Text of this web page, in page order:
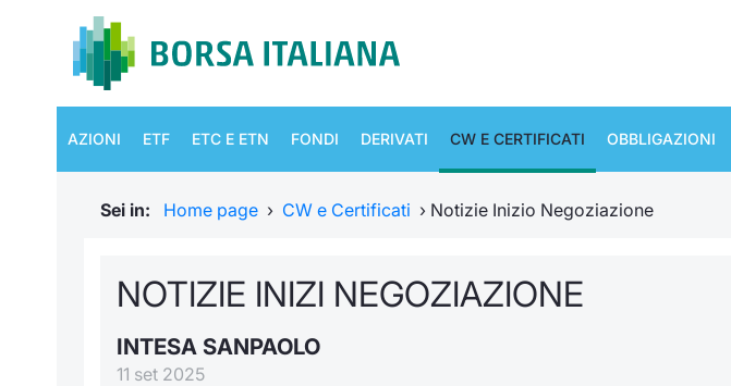
AZIONI ETF ETC E ETN FONDI DERIVATI CW E CERTIFICATI OBBLIGAZIONI
Sei in: Home page › CW e Certificati › Notizie Inizio Negoziazione
NOTIZIE INIZI NEGOZIAZIONE
INTESA SANPAOLO
11 set 2025